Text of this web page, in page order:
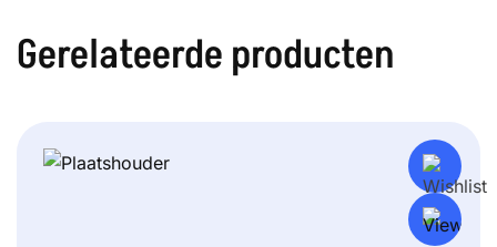
Gerelateerde producten